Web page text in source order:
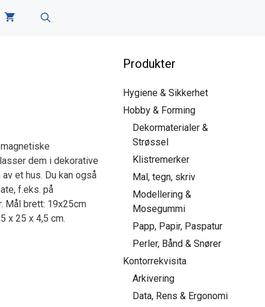
dem i dekorative
et hus. Du kan også
f.eks. på
Mål brett: 19x25cm
x 25 x 4,5 cm.
Produkter
Hygiene & Sikkerhet
Hobby & Forming
Dekormaterialer &
Strøssel
Klistremerker
Mal, tegn, skriv
Modellering &
Mosegummi
Papp, Papir, Paspatur
Perler, Bånd & Snører
Kontorrekvisita
Arkivering
Data, Rens & Ergonomi